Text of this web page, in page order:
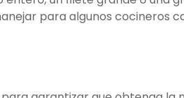
para algunos cocineros